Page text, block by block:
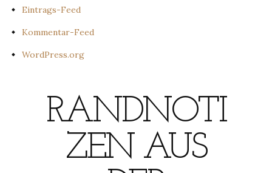
Eintrags-Feed
Kommentar-Feed
WordPress.org
RANDNOTI
ZEN AUS